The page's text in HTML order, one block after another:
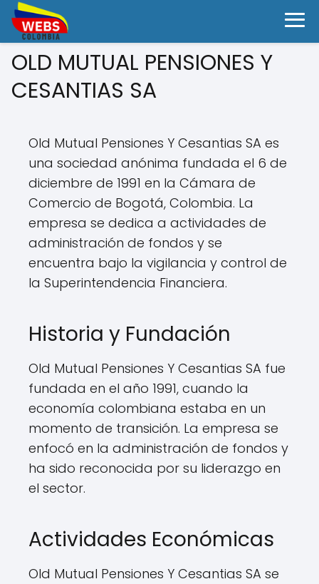
OLD MUTUAL PENSIONES Y
CESANTIAS SA
Old Mutual Pensiones Y Cesantias SA es
una sociedad anónima fundada el 6 de
diciembre de 1991 en la Cámara de
Comercio de Bogotá, Colombia. La
empresa se dedica a actividades de
administración de fondos y se
encuentra bajo la vigilancia y control de
la Superintendencia Financiera.
Historia y Fundación
Old Mutual Pensiones Y Cesantias SA fue
fundada en el año 1991, cuando la
economía colombiana estaba en un
momento de transición. La empresa se
enfocó en la administración de fondos y
ha sido reconocida por su liderazgo en
el sector.
Actividades Económicas
Old Mutual Pensiones Y Cesantias SA se